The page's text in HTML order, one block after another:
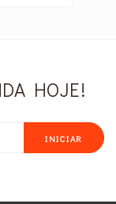
HOJE!
INICIAR